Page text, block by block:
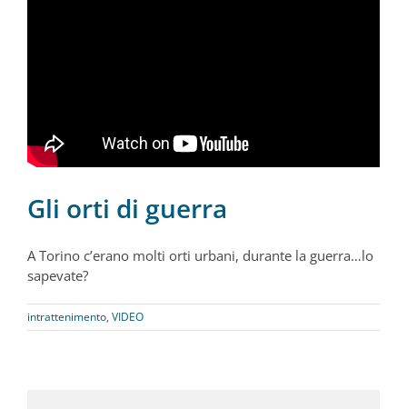
Gli orti di guerra
A Torino c’erano molti orti urbani, durante la guerra…lo
sapevate?
intrattenimento, VIDEO